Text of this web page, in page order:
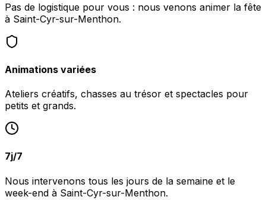
Pas de logistique pour vous : nous venons animer la fête
à Saint-Cyr-sur-Menthon.
Animations variées
Ateliers créatifs, chasses au trésor et spectacles pour
petits et grands.
7j/7
Nous intervenons tous les jours de la semaine et le
week-end à Saint-Cyr-sur-Menthon.